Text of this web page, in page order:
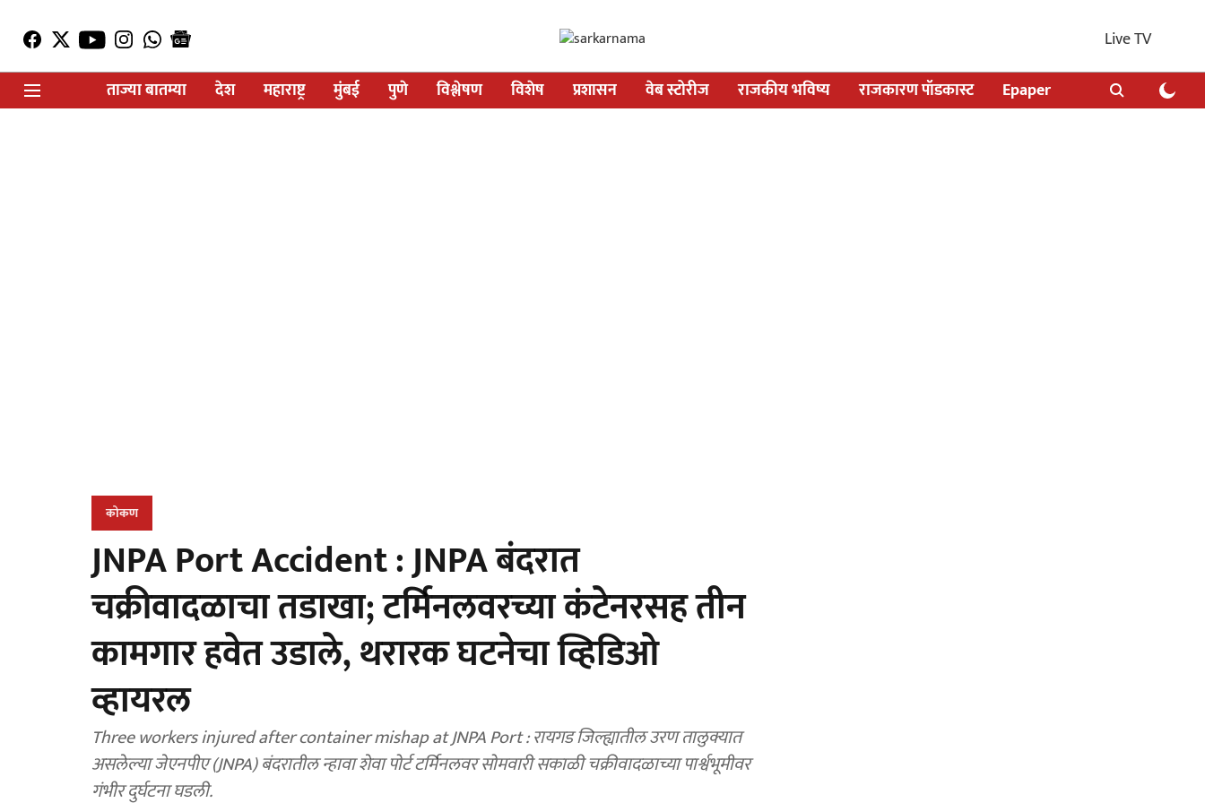
Live TV
ताज्या बातम्या
देश महाराष्ट्र मुंबई पुणे विश्लेषण विशेष प्रशासन वेब स्टोरीज राजकीय भविष्य राजकारण पॉडकास्ट Epaper
कोकण
JNPA Port Accident : JNPA बंदरात
चक्रीवादळाचा तडाखा; टर्मिनलवरच्या कंटेनरसह तीन
कामगार हवेत उडाले, थरारक घटनेचा व्हिडिओ
व्हायरल
Three workers injured after container mishap at JNPA Port : रायगड जिल्ह्यातील उरण तालुक्यात
असलेल्या जेएनपीए (JNPA) बंदरातील न्हावा शेवा पोर्ट टर्मिनलवर सोमवारी सकाळी चक्रीवादळाच्या पार्श्वभूमीवर
गंभीर दुर्घटना घडली.